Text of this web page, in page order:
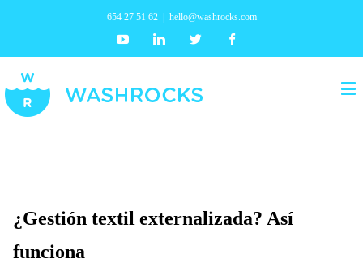
654 27 51 62 hello@washrocks.com
YoutubeLinkedin Twitter
¿Gestión textil externalizada? Así
funciona